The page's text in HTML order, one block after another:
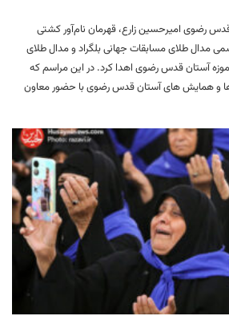
رضوی امیرحسین زارع، قهرمان نام‌آور کشتی
مدال طلای مسابقات جهانی بلگراد و مدال طلای
موزه آستان قدس رضوی اهدا کرد. در این مراسم که
ها و همایش های آستان قدس رضوی با حضور معاون